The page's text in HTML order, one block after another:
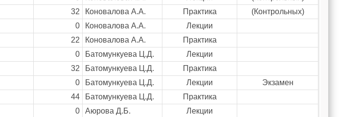
32 Коновалова А.А. Практика
(Контрольных)
0 Коновалова А.А.
Лекции
22 Коновалова А.А.
Практика
0 Батомункуева Ц.Д.
Лекции
32 Батомункуева Ц.Д.
Практика
0 Батомункуева Ц.Д. Лекции
Экзамен
44 Батомункуева Ц.Д.
Практика
0 Аюрова Д.Б.
Лекции